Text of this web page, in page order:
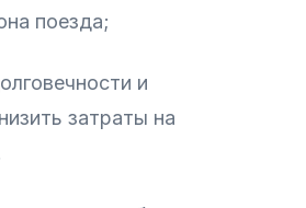
поезда;
и
затраты на